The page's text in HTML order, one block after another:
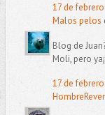
17 de
Malos pelos
Blog de
Moli, pero
17 de